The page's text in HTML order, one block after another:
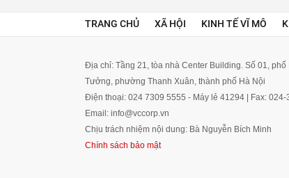
TRANG CHỦ XÃ HỘI KINH TẾ VĨ MÔ
Địa chỉ: Tầng 21, tòa nhà Center Building. Số 01, phố
Tưởng, phường Thanh Xuân, thành phố Hà Nội
Điện thoại: 024 7309 5555 - Máy lẻ 41294 | Fax: 024-
Email: info@vccorp.vn
Chịu trách nhiệm nội dung: Bà Nguyễn Bích Minh
Chính sách bảo mật